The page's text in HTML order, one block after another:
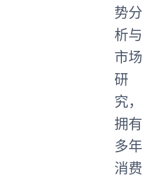
势分
析与
市场
研
究，
拥有
多年
消费